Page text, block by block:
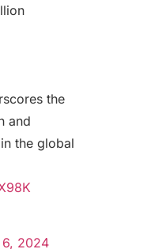
the
and
in the global
6, 2024